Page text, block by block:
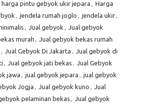
harga pintu gebyok ukir jepara , Harga
, jendela rumah joglo , jendela ukir,
, Jual gebyok , Jual gebyok
murah , Jual gebyok bekas rumah
, Jual Gebyok Di Jakarta , Jual gebyok di
, Jual gebyok jati bekas , Jual Gebyok
jawa , jual gebyok jepara , jual gebyok
Jogja , Jual gebyok kuno , Jual
pelaminan bekas , Jual gebyok